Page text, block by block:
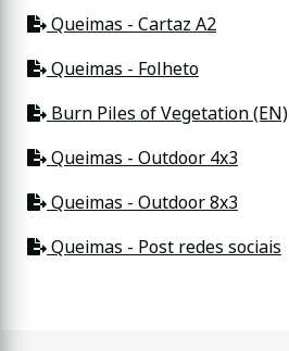
Queimas - Cartaz A2
Queimas - Folheto
Burn Piles of Vegetation (EN)
Queimas - Outdoor 4x3
Queimas - Outdoor 8x3
Queimas - Post redes sociais